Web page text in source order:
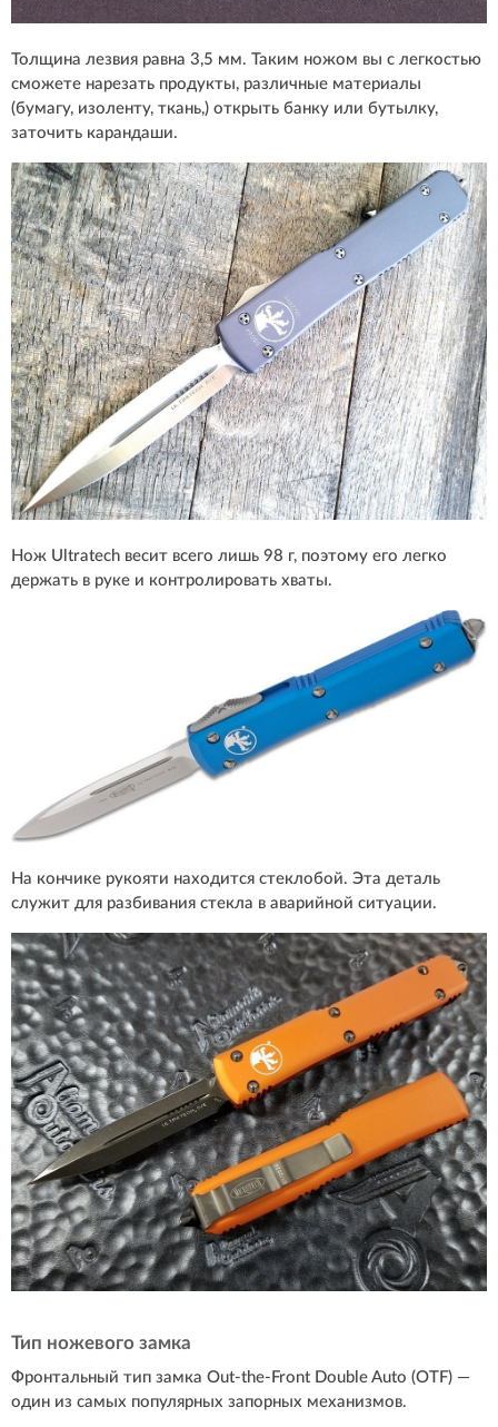
Толщина лезвия равна 3,5 мм. Таким ножом вы с легкостью
сможете нарезать продукты, различные материалы
(бумагу, изоленту, ткань,) открыть банку или бутылку,
заточить карандаши.
Нож Ultratech весит всего лишь 98 г, поэтому его легко
держать в руке и контролировать хваты.
На кончике рукояти находится стеклобой. Эта деталь
служит для разбивания стекла в аварийной ситуации.
Тип ножевого замка
Фронтальный тип замка Out-the-Front Double Auto (OTF) —
один из самых популярных запорных механизмов.